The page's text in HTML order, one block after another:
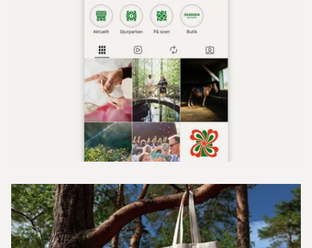
Om oss
Kontakt
Sök
English